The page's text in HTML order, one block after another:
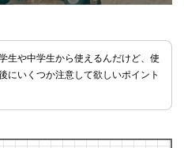
生や中学生から使えるんだけど、使
にいくつか注意して欲しいポイント